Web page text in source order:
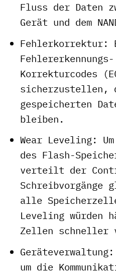
Fluss der Daten
Gerät und dem
Fehlerkorrektur:
Korrekturcodes
sicherzustellen,
gespeicherten
bleiben.
Wear Leveling:
des Flash-
verteilt der
Schreibvorgänge
alle
Leveling würden
Zellen schneller
um die